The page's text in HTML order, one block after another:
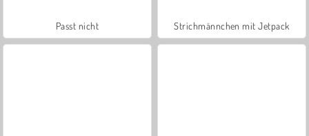
Passt nicht Strichmännchen mit Jetpack